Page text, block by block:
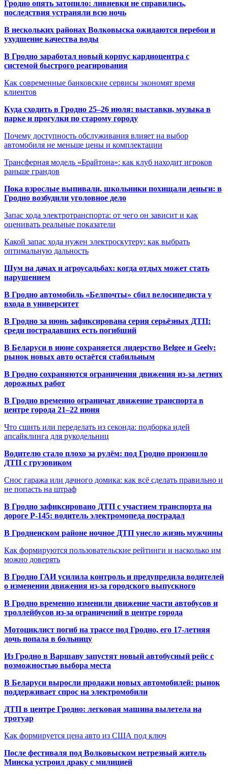
Гродно опять затопило: ливневки не справились,
последствия устраняли всю ночь
В нескольких районах Волковыска ожидаются перебои и
ухудшение качества воды
В Гродно заработал новый корпус кардиоцентра с
системой быстрого реагирования
Как современные банковские сервисы экономят время
клиентов
Куда сходить в Гродно 25–26 июля: выставки, музыка в
парке и прогулки по старому городу
Почему доступность обслуживания влияет на выбор
автомобиля не меньше цены и комплектации
Трансферная модель «Брайтона»: как клуб находит игроков
раньше грандов
Пока взрослые выпивали, школьники похищали деньги: в
Гродно возбудили уголовное дело
Запас хода электротранспорта: от чего он зависит и как
оценивать реальные показатели
Какой запас хода нужен электроскутеру: как выбрать
оптимальную дальность
Шум на дачах и агроусадьбах: когда отдых может стать
нарушением
В Гродно автомобиль «Белпочты» сбил велосипедиста у
входа в университет
В Гродно за июнь зафиксирована серия серьёзных ДТП:
среди пострадавших есть погибший
В Беларуси в июне сохраняется лидерство Belgee и Geely:
рынок новых авто остаётся стабильным
В Гродно сохраняются ограничения движения из-за летних
дорожных работ
В Гродно временно ограничат движение транспорта в
центре города 21–22 июня
Что сшить или переделать из секонда: подборка идей
апсайклинга для рукодельниц
Водителю стало плохо за рулём: под Гродно произошло
ДТП с грузовиком
Снос гаража или дачного домика: как всё сделать правильно и
не попасть на штраф
В Гродно зафиксировано ДТП с участием транспорта на
дороге Р-145: водитель электромопеда пострадал
В Гродненском районе ночное ДТП унесло жизнь мужчины
Как формируются пользовательские рейтинги и насколько им
можно доверять
В Гродно ГАИ усилила контроль и предупредила водителей
о изменении движения из-за городского выпускного
В Гродно временно изменили движение части автобусов и
троллейбусов из-за ограничений в центре города
Мотоциклист погиб на трассе под Гродно, его 17-летняя
дочь попала в больницу
Из Гродно в Варшаву запустят новый автобусный рейс с
возможностью выбора места
В Беларуси выросли продажи новых автомобилей: рынок
поддерживает спрос на электромобили
ДТП в центре Гродно: легковая машина вылетела на
тротуар
Как формируется цена авто из США под ключ
После фестиваля под Волковыском нетрезвый житель
Минска устроил драку с милицией